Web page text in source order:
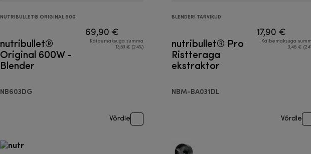
NUTRIBULLET® ORIGINAL 600
nutribullet®
Original 600W -
Blender
NB603DG
69,90 €
Käibemaksuga summa
13,53 € (24%)
Võrdle
BLENDERI TARVIKUD
nutribullet® Pro
Ristteraga
ekstraktor
NBM-BA031DL
17,90 €
Käibemaksuga
3,46 €
Võrdle